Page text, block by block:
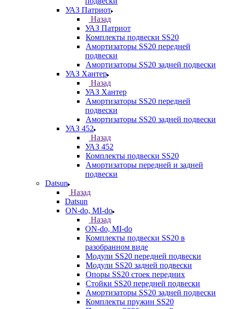
УАЗ Патриот
Назад
УАЗ Патриот
Комплекты подвески SS20
Амортизаторы SS20 передней
подвески
Амортизаторы SS20 задней подвески
УАЗ Хантер
Назад
УАЗ Хантер
Амортизаторы SS20 передней
подвески
Амортизаторы SS20 задней подвески
УАЗ 452
Назад
УАЗ 452
Комплекты подвески SS20
Амортизаторы передней и задней
подвески
Datsun
Назад
Datsun
ON-do, MI-do
Назад
ON-do, MI-do
Комплекты подвески SS20 в
разобранном виде
Модули SS20 передней подвески
Модули SS20 задней подвески
Опоры SS20 стоек передних
Стойки SS20 передней подвески
Амортизаторы SS20 задней подвески
Комплекты пружин SS20